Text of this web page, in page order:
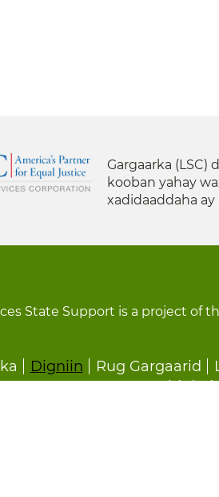
Gargaarka (LSC)
kooban yahay
xadidaaddaha ay
State Support is a project of
Digniin Rug Gargaarid
Ka Baxid